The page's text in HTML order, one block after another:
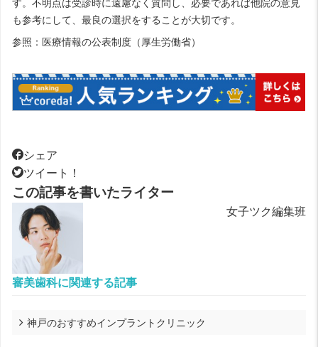
す。不明点は受診時に遠慮なく質問し、必要であれば他院の意見
も参考にして、最良の選択をすることが大切です。
参照： 医療情報の公表制度（厚生労働省）
シェア
ツイート！
この記事を書いたライター
女子ツク編集班
審美歯科に関連する記事
神戸のおすすめインプラントクリニック